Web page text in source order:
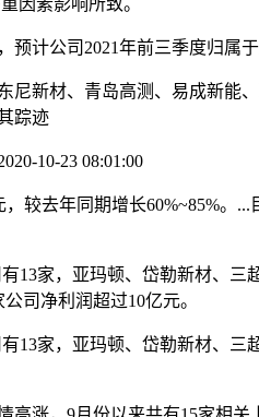
因素影响所致。
公司2021年前三季度归属于
新材、青岛高测、易成新能
踪迹
10-23 08:01:00
去年同期增长60%~85%。
家，亚玛顿、岱勒新材、三
司净利润超过10亿元。
家，亚玛顿、岱勒新材、三